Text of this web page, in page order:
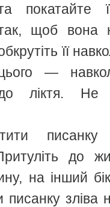
покатайте
щоб вона
її
—
ліктя. Не
до
на інший
писанку зліва